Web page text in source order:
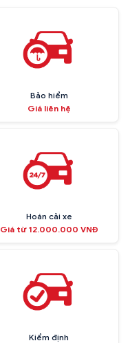
Bảo hiểm
Giá liên hệ
Hoán cải xe
Giá từ 12.000.000 VNĐ
Kiểm định